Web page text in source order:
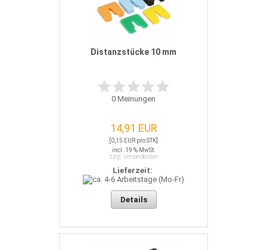
Distanzstücke 10 mm
0 Meinungen
14,91 EUR
[0,15 EUR pro STK]
incl. 19 % MwSt.
zzgl. Versandkosten
Lieferzeit:
Details